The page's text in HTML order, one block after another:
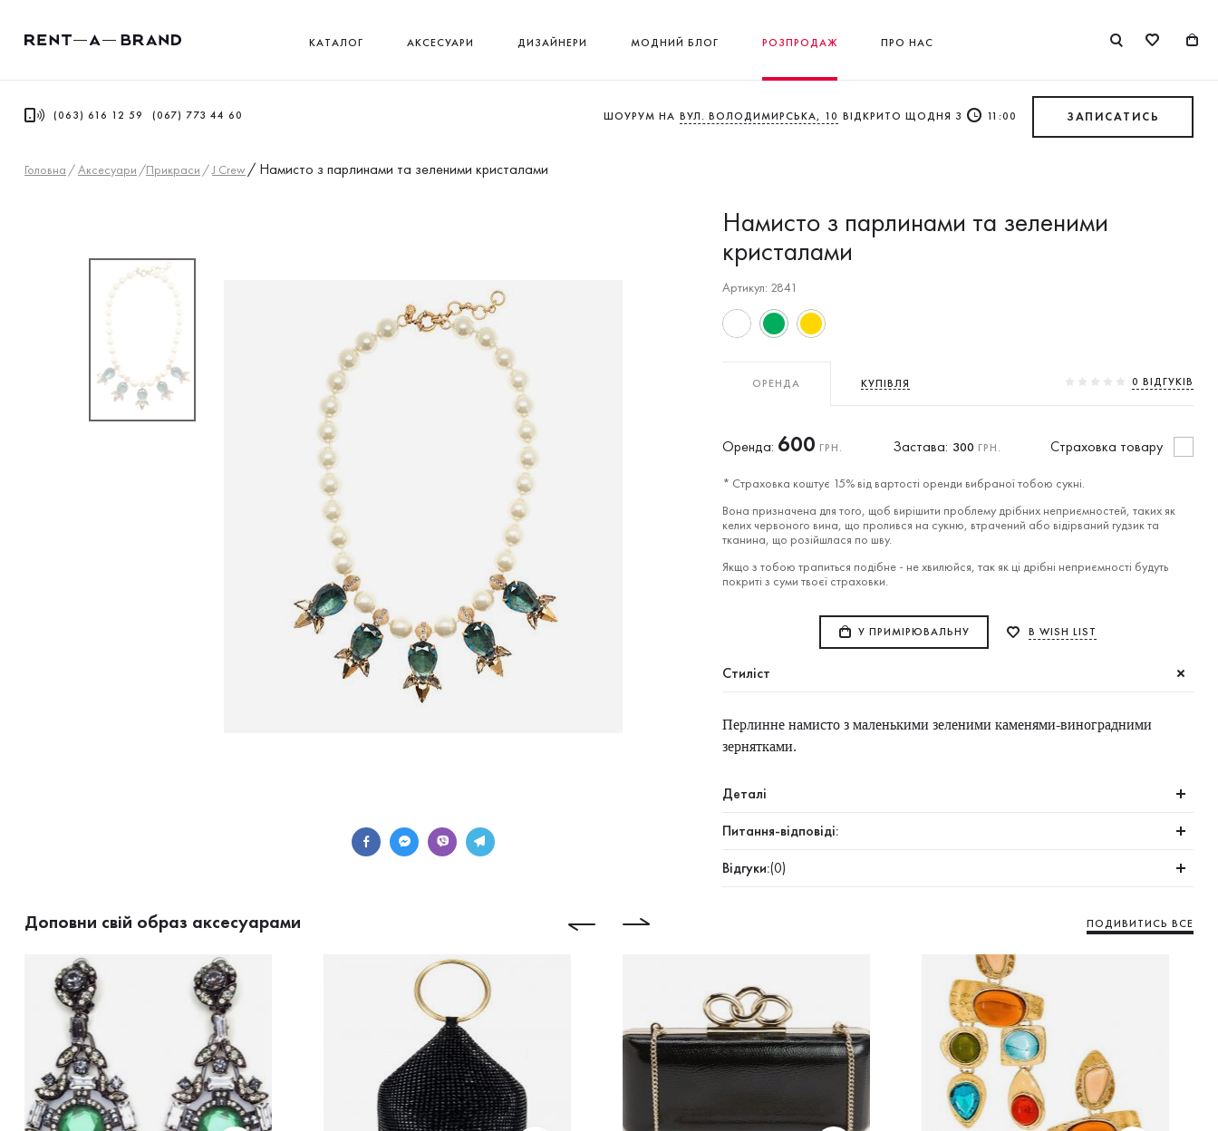
КАТАЛОГ АКСЕСУАРИ ДИЗАЙНЕРИ МОДНИЙ БЛОГ РОЗПРОДАЖ ПРО НАС
(063) 616 12 59 (067) 773 44 60 ШОУРУМ НА ВУЛ. ВОЛОДИМИРСЬКА, 10 ВІДКРИТО ЩОДНЯ З 11:00 ЗАПИСАТИСЬ
Головна /Аксесуари /Прикраси / J Crew / Намисто з парлинами та зеленими кристалами
Намисто з парлинами та зеленими
кристалами
Артикул: 2841
0 ВIДГУКIВ
ОРЕНДА КУПІВЛЯ
Оренда: 600 ГРН. Застава: 300 ГРН. Cтраховка товару
* Страховка коштує 15% від вартості оренди вибраної тобою сукні.
Вона призначена для того, щоб вирішити проблему дрібних неприємностей, таких як
келих червоного вина, що пролився на сукню, втрачений або відірваний гудзик та
тканина, що розійшлася по шву.
Якщо з тобою трапиться подібне - не хвилюйся, так як ці дрібні неприємності будуть
покриті з суми твоєї страховки.
У ПРИМІРЮВАЛЬНУ В WISH LIST
Стиліст
Перлинне намисто з маленькими зеленими каменями-виноградними
зернятками.
Деталі
Питання-відповіді:
Відгуки:(0)
Доповни свій образ аксесуарами ПОДИВИТИСЬ ВСЕ